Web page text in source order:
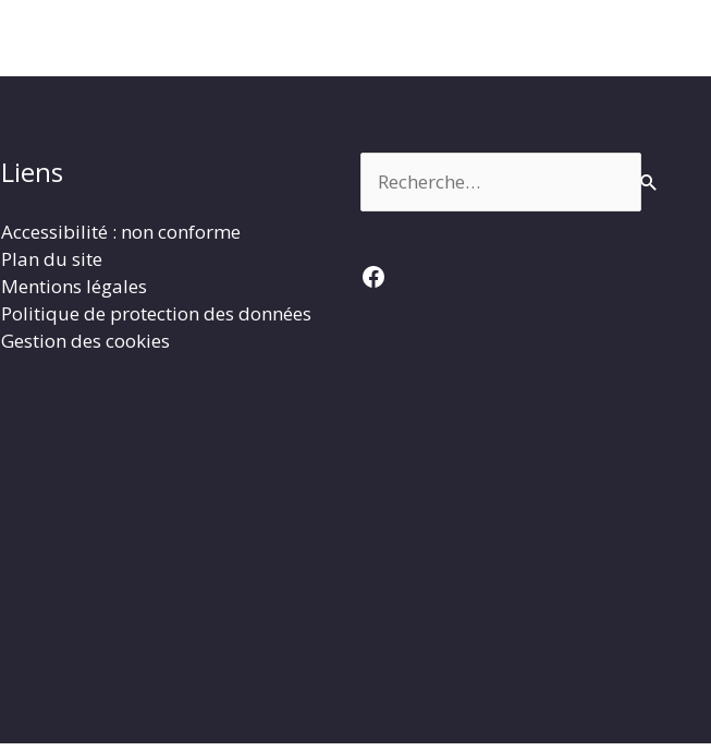
Liens
Accessibilité : non conforme
Plan du site
Mentions légales
Politique de protection des données
Gestion des cookies
Facebook